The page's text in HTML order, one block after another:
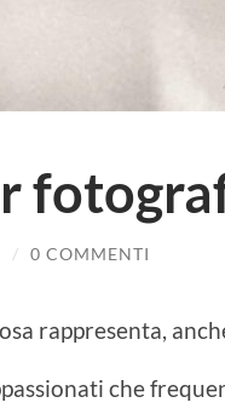
/ 0 COMMENTI
rappresenta,
che